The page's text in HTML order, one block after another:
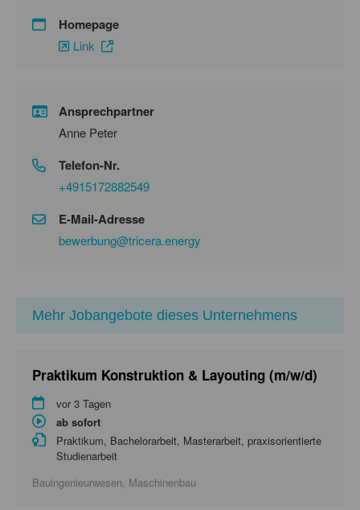
Homepage
Link
Ansprechpartner
Anne Peter
Telefon-Nr.
+4915172882549
E-Mail-Adresse
bewerbung@tricera.energy
Mehr Jobangebote dieses Unternehmens
Praktikum Konstruktion & Layouting (m/w/d)
vor 3 Tagen
ab sofort
Praktikum, Bachelorarbeit, Masterarbeit, praxisorientierte
Studienarbeit
Bauingenieurwesen, Maschinenbau